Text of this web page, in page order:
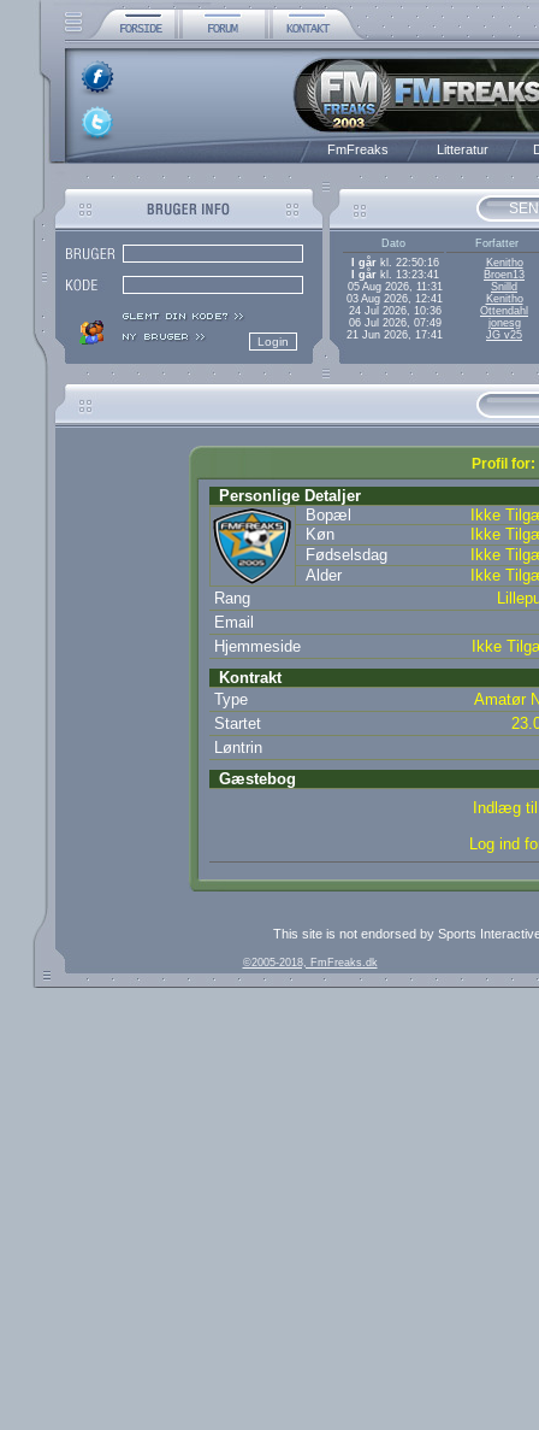
FmFreaks Litteratur
Dato
Forfatter
I gårkl. 22:50:16
Kenitho
I gårkl. 13:23:41
Broen13
05 Aug 2026, 11:31
Snilld
03 Aug 2026, 12:41
Kenitho
24 Jul 2026, 10:36
Ottendahl
06 Jul 2026, 07:49
jonesg
21 Jun 2026, 17:41
JG v25
Profil for:
Personlige Detaljer
Bopæl
Ikke
Køn
Ikke
Fødselsdag
Ikke
Alder
Ikke
Rang
Email
Hjemmeside
Ikke
Kontrakt
Type
Amatør
Startet
Løntrin
Gæstebog
Indlæg
Log ind
This site is not endorsed by Sports
©2005-2018, FmFreaks.dk